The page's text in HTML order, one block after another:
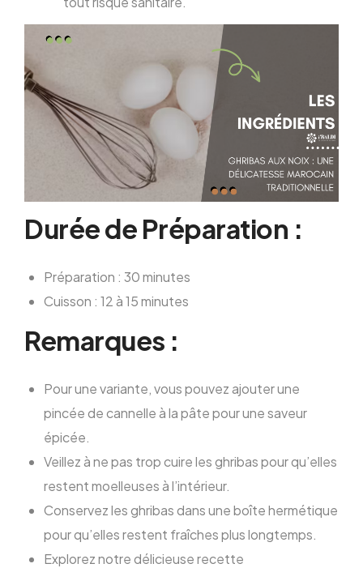
Durée de Préparation :
Préparation : 30 minutes
Cuisson : 12 à 15 minutes
Remarques :
Pour une variante, vous pouvez ajouter une
pincée de cannelle à la pâte pour une saveur
épicée.
Veillez à ne pas trop cuire les ghribas pour qu’elles
restent moelleuses à l’intérieur.
Conservez les ghribas dans une boîte hermétique
pour qu’elles restent fraîches plus longtemps.
Explorez notre délicieuse recette